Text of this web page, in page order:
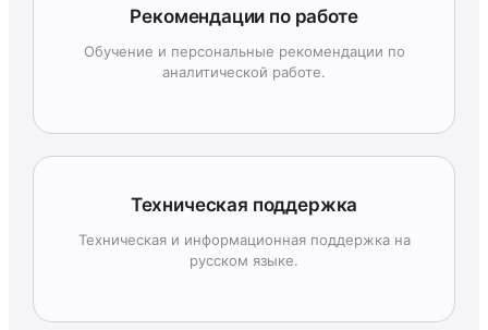
Рекомендации по работе
Обучение и персональные рекомендации по
аналитической работе.
Техническая поддержка
Техническая и информационная поддержка на
русском языке.